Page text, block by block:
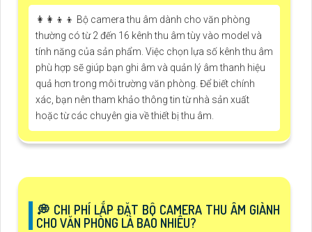
👩‍👩‍👦‍👦 Bộ camera thu âm dành cho văn phòng
thường có từ 2 đến 16 kênh thu âm tùy vào model và
tính năng của sản phẩm. Việc chọn lựa số kênh thu âm
phù hợp sẽ giúp bạn ghi âm và quản lý âm thanh hiệu
quả hơn trong môi trường văn phòng. Để biết chính
xác, bạn nên tham khảo thông tin từ nhà sản xuất
hoặc từ các chuyên gia về thiết bị thu âm.
️💭 CHI PHÍ LẮP ĐẶT BỘ CAMERA THU ÂM GIÀNH
CHO VĂN PHÒNG LÀ BAO NHIÊU?